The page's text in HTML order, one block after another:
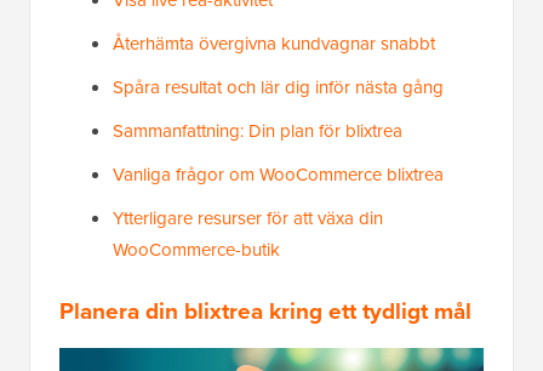
Återhämta övergivna kundvagnar snabbt
Spåra resultat och lär dig inför nästa gång
Sammanfattning: Din plan för blixtrea
Vanliga frågor om WooCommerce blixtrea
Ytterligare resurser för att växa din
WooCommerce-butik
Planera din blixtrea kring ett tydligt mål